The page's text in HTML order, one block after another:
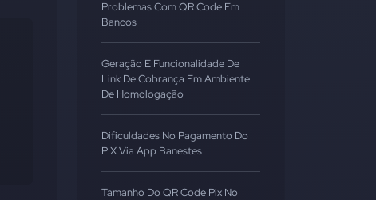
Problemas Com QR Code Em
Bancos
Geração E Funcionalidade De
Link De Cobrança Em Ambiente
De Homologação
Dificuldades No Pagamento Do
PIX Via App Banestes
Tamanho Do QR Code Pix No